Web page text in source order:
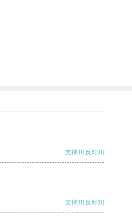
支持[0] 反对[0]
支持[0] 反对[0]